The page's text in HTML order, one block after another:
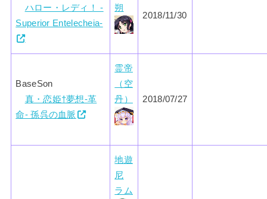
ハロー・レディ！ -
Superior Entelecheia-
朔
2018/11/30
BaseSon
真・恋姫†夢想-革
命- 孫呉の血脈
霊帝
（空
丹）
2018/07/27
地遊
尼
ラム